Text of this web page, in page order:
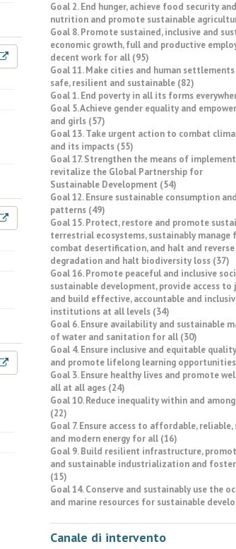
Goal 2. End hunger, achieve food security
nutrition and promote sustainable
Goal 8. Promote sustained, inclusive and
economic growth, full and productive
decent work for all (95)
Goal 11. Make cities and human
safe, resilient and sustainable (82)
Goal 1. End poverty in all its forms
Goal 5. Achieve gender equality and
and girls (57)
Goal 13. Take urgent action to combat
and its impacts (55)
Goal 17. Strengthen the means of
revitalize the Global Partnership for
Sustainable Development (54)
Goal 12. Ensure sustainable consumption
patterns (49)
Goal 15. Protect, restore and promote
terrestrial ecosystems, sustainably manage
combat desertification, and halt and
degradation and halt biodiversity loss (37)
Goal 16. Promote peaceful and inclusive
sustainable development, provide access
and build effective, accountable and
institutions at all levels (34)
Goal 6. Ensure availability and sustainable
of water and sanitation for all (30)
Goal 4. Ensure inclusive and equitable
and promote lifelong learning
Goal 3. Ensure healthy lives and promote
all at all ages (24)
Goal 10. Reduce inequality within and
(22)
Goal 7. Ensure access to affordable,
and modern energy for all (16)
Goal 9. Build resilient infrastructure,
and sustainable industrialization and
(15)
Goal 14. Conserve and sustainably use the
and marine resources for sustainable
Canale di intervento